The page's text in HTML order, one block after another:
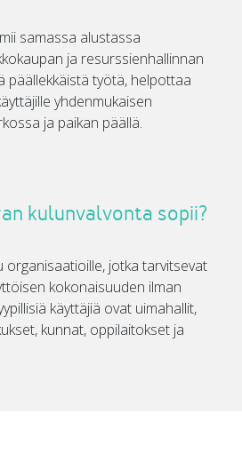
samassa alustassa
ja resurssienhallinnan
päällekkäistä työtä, helpottaa
yhdenmukaisen
ja paikan päällä.
kulunvalvonta sopii?
organisaatioille, jotka tarvitsevat
kokonaisuuden ilman
käyttäjiä ovat uimahallit,
kunnat, oppilaitokset ja